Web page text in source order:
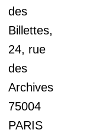
des
Billettes,
24, rue
des
Archives
75004
PARIS